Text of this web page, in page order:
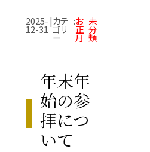
2025-
12-31
|カテ
ゴリ
ー
:お
正
月
未
分
類
年末年
始の参
拝につ
いて